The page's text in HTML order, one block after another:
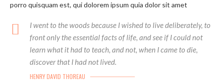
porro quisquam est, qui dolorem ipsum quia dolor sit amet
I went to the woods because I wished to live deliberately, to
front only the essential facts of life, and see if I could not
learn what it had to teach, and not, when I came to die,
discover that I had not lived.
HENRY DAVID THOREAU